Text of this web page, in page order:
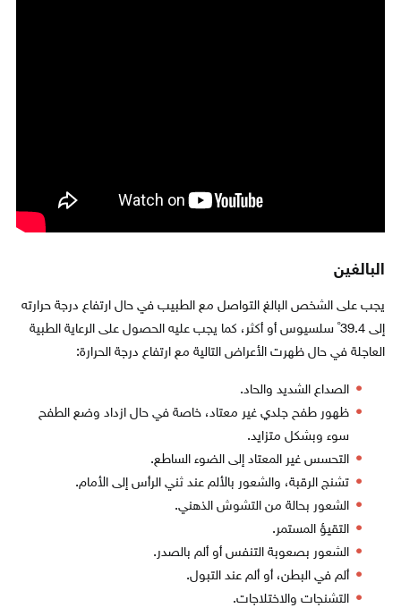
البالغين
يجب على الشخص البالغ التواصل مع الطبيب في حال ارتفاع درجة حرارته
إلى 39.4˚ سلسيوس أو أكثر، كما يجب عليه الحصول على الرعاية الطبية
العاجلة في حال ظهرت الأعراض التالية مع ارتفاع درجة الحرارة:
الصداع الشديد والحاد.
ظهور طفح جلدي غير معتاد، خاصة في حال ازداد وضع الطفح
سوء وبشكل متزايد.
التحسس غير المعتاد إلى الضوء الساطع.
تشنج الرقبة، والشعور بالألم عند ثني الرأس إلى الأمام.
الشعور بحالة من التشوش الذهني.
التقيؤ المستمر.
الشعور بصعوبة التنفس أو ألم بالصدر.
ألم في البطن، أو ألم عند التبول.
التشنجات والاختلاجات.